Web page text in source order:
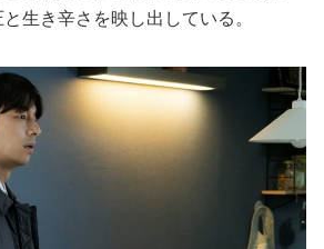
生き辛さを映し出している。